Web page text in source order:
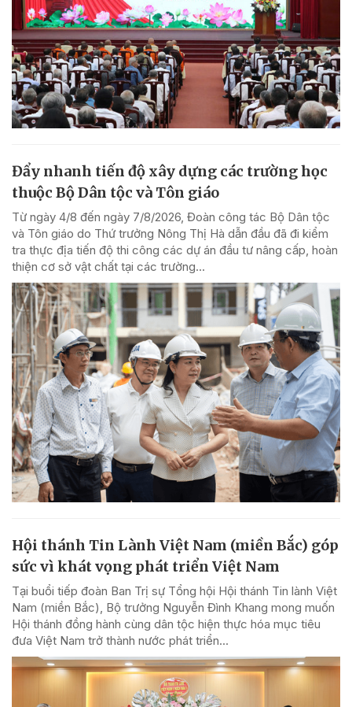
Đẩy nhanh tiến độ xây dựng các trường học
thuộc Bộ Dân tộc và Tôn giáo
Từ ngày 4/8 đến ngày 7/8/2026, Đoàn công tác Bộ Dân tộc
và Tôn giáo do Thứ trưởng Nông Thị Hà dẫn đầu đã đi kiểm
tra thực địa tiến độ thi công các dự án đầu tư nâng cấp, hoàn
thiện cơ sở vật chất tại các trường...
Hội thánh Tin Lành Việt Nam (miền Bắc) góp
sức vì khát vọng phát triển Việt Nam
Tại buổi tiếp đoàn Ban Trị sự Tổng hội Hội thánh Tin lành Việt
Nam (miền Bắc), Bộ trưởng Nguyễn Đình Khang mong muốn
Hội thánh đồng hành cùng dân tộc hiện thực hóa mục tiêu
đưa Việt Nam trở thành nước phát triển...